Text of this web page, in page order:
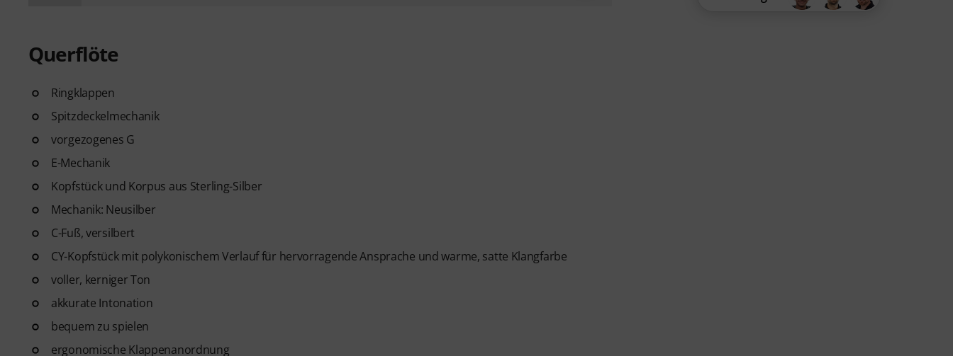
Querflöte
Ringklappen
Spitzdeckelmechanik
vorgezogenes G
E-Mechanik
Kopfstück und Korpus aus Sterling-Silber
Mechanik: Neusilber
C-Fuß, versilbert
CY-Kopfstück mit polykonischem Verlauf für hervorragende Ansprache und warme, satte Klangfarbe
voller, kerniger Ton
akkurate Intonation
bequem zu spielen
ergonomische Klappenanordnung